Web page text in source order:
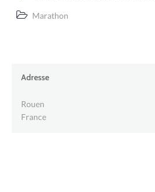
Marathon
Adresse
Rouen
France